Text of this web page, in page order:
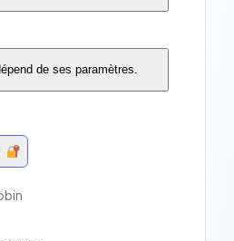
de ses paramètres.